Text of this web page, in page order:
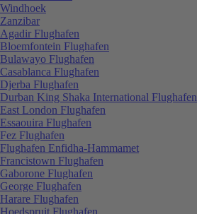
Windhoek
Zanzibar
Agadir Flughafen
Bloemfontein Flughafen
Bulawayo Flughafen
Casablanca Flughafen
Djerba Flughafen
Durban King Shaka International Flughafen
East London Flughafen
Essaouira Flughafen
Fez Flughafen
Flughafen Enfidha-Hammamet
Francistown Flughafen
Gaborone Flughafen
George Flughafen
Harare Flughafen
Hoedspruit Flughafen